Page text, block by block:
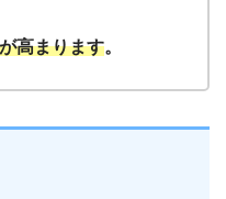
高まります。